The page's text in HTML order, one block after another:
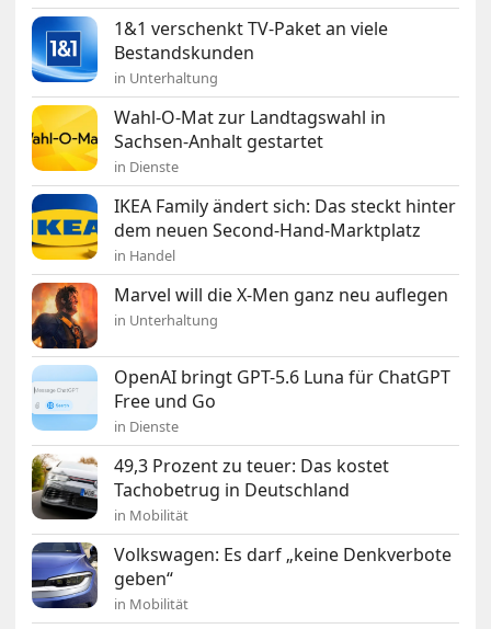
1&1 verschenkt TV-Paket an viele
Bestandskunden
in Unterhaltung
Wahl-O-Mat zur Landtagswahl in
Sachsen-Anhalt gestartet
in Dienste
IKEA Family ändert sich: Das steckt hinter
dem neuen Second-Hand-Marktplatz
in Handel
Marvel will die X-Men ganz neu auflegen
in Unterhaltung
OpenAI bringt GPT-5.6 Luna für ChatGPT
Free und Go
in Dienste
49,3 Prozent zu teuer: Das kostet
Tachobetrug in Deutschland
in Mobilität
Volkswagen: Es darf „keine Denkverbote
geben“
in Mobilität